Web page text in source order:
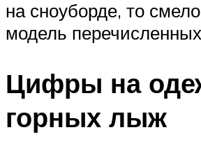
на сноуборде, то
модель
Цифры на
горных лыж